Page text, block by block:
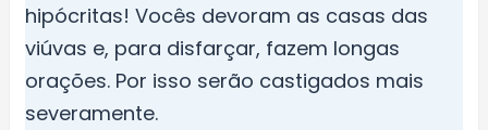
hipócritas! Vocês devoram as casas das
viúvas e, para disfarçar, fazem longas
orações. Por isso serão castigados mais
severamente.